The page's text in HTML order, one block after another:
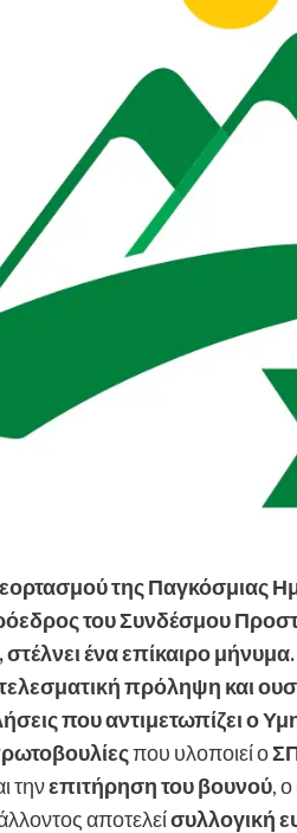
της Παγκόσμιας
του Συνδέσμου
ένα επίκαιρο
πρόληψη και
που αντιμετωπίζει ο
που υλοποιεί ο
τηνεπιτήρηση του βουνού,
αποτελείσυλλογική